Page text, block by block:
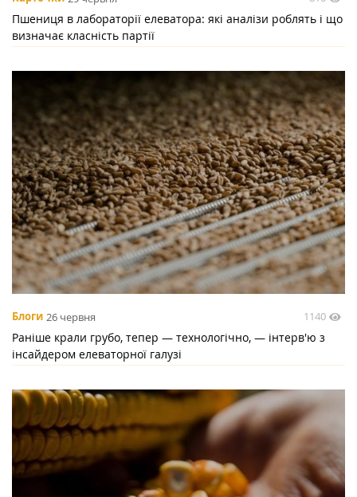
Пшениця в лабораторії елеватора: які аналізи роблять і що
визначає класність партії
Блоги 26 червня 1140
Раніше крали грубо, тепер — технологічно, — інтерв'ю з
інсайдером елеваторної галузі